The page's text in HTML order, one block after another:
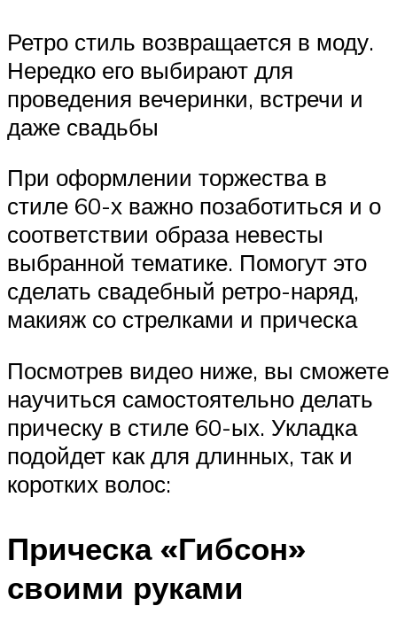
Ретро стиль возвращается в моду.
Нередко его выбирают для
проведения вечеринки, встречи и
даже свадьбы
При оформлении торжества в
стиле 60-х важно позаботиться и о
соответствии образа невесты
выбранной тематике. Помогут это
сделать свадебный ретро-наряд,
макияж со стрелками и прическа
Посмотрев видео ниже, вы сможете
научиться самостоятельно делать
прическу в стиле 60-ых. Укладка
подойдет как для длинных, так и
коротких волос:
Прическа «Гибсон»
своими руками